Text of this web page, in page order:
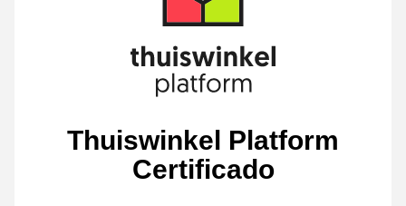
Thuiswinkel Platform
Certificado